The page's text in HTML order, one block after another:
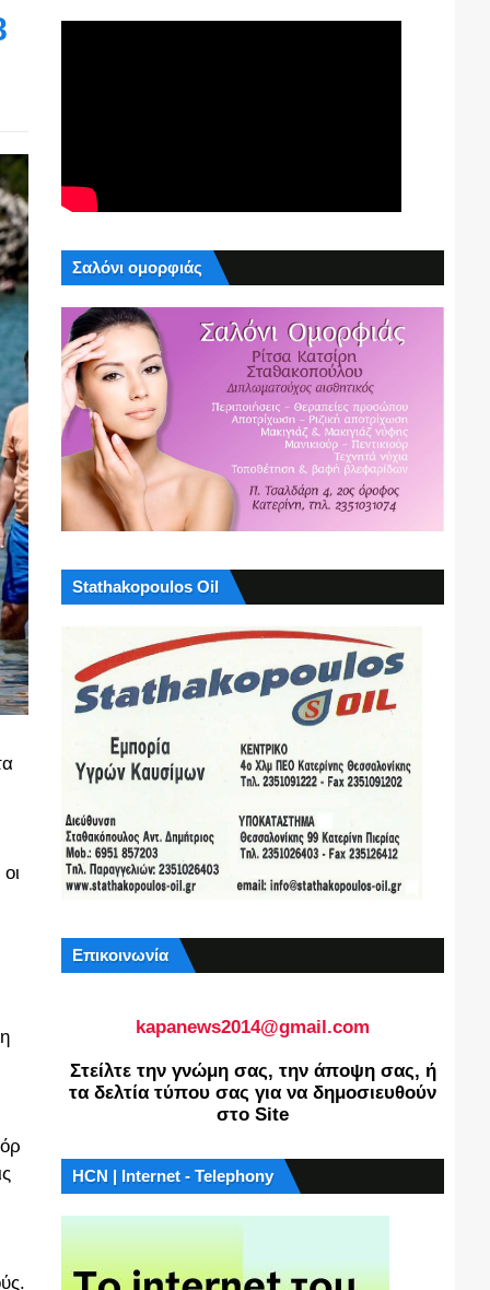
Σαλόνι ομορφιάς
Stathakopoulos Oil
Επικοινωνία
kapanews2014@gmail.com
Στείλτε την γνώμη σας, την άποψη σας, ή
τα δελτία τύπου σας για να δημοσιευθούν
στο Site
HCN | Internet - Telephony